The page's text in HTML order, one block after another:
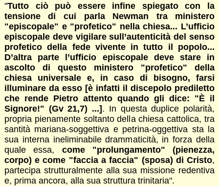
"Tutto ciò può essere infine spiegato con la
tensione di cui parla Newman tra ministero
"episcopale" e "profetico" nella chiesa... L’ufficio
episcopale deve vigilare sull’autenticità del senso
profetico della fede vivente in tutto il popolo...
D’altra parte l’ufficio episcopale deve stare in
ascolto di questo ministero "profetico" della
chiesa universale e, in caso di bisogno, farsi
illuminare da esso [è infatti il discepolo prediletto
che rende Pietro attento quando gli dice: "È il
Signore!" (Gv 21,7) ...]. In questa duplice polarità,
propria pienamente soltanto della chiesa cattolica, tra
santità mariana-soggettiva e petrina-oggettiva sta la
sua interna ineliminabile drammaticità, in forza della
quale essa, come "prolungamento" (pienezza,
corpo) e come "faccia a faccia" (sposa) di Cristo,
partecipa strutturalmente alla sua missione redentiva
e, prima ancora, alla sua struttura trinitaria".